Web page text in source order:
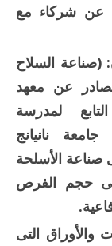
عن شركاء مع
السلاح
والصادر عن معهد
لمدرسة
نانيانج
صناعة الأسلحة
حجم الفرص
التى